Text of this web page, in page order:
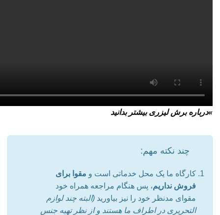
»درباره برش لیزری بیشتر بدانید
چند نکته مهم:
کارگاه ما یک محل خدماتی است و مقوا برای
فروش نداریم، پس هنگام مراجعه همراه خود
مقوای مدنظر خود را نیز بیاورید (البته چند لوازم
التحریری در اطراف ما هستند و از نظر تهیه جنس